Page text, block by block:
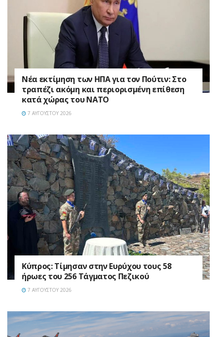
Νέα εκτίμηση των ΗΠΑ για τον Πούτιν: Στο
τραπέζι ακόμη και περιορισμένη επίθεση
κατά χώρας του ΝΑΤΟ
7 ΑΥΓΟΎΣΤΟΥ 2026
Κύπρος: Τίμησαν στην Ευρύχου τους 58
ήρωες του 256 Τάγματος Πεζικού
7 ΑΥΓΟΎΣΤΟΥ 2026